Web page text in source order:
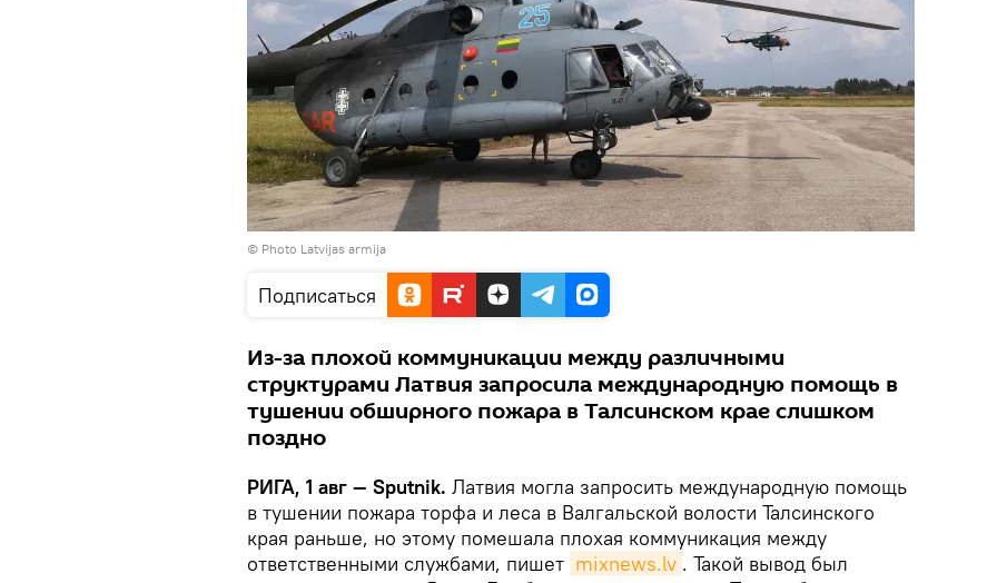
© Photo Latvijas armija
Подписаться
Из-за плохой коммуникации между различными
структурами Латвия запросила международную помощь в
тушении обширного пожара в Талсинском крае слишком
поздно
РИГА, 1 авг — Sputnik. Латвия могла запросить международную помощь
в тушении пожара торфа и леса в Валгальской волости Талсинского
края раньше, но этому помешала плохая коммуникация между
ответственными службами, пишет mixnews.lv . Такой вывод был